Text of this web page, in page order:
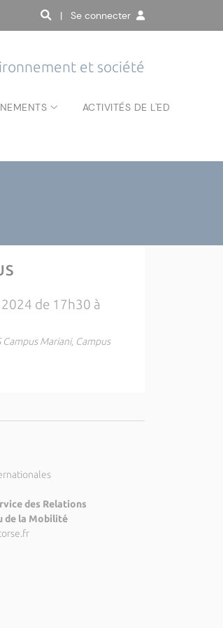
| Se connecter
et société
ACTIVITÉS DE L'ED
de 17h30 à
Campus Mariani, Campus
des Relations
de la Mobilité